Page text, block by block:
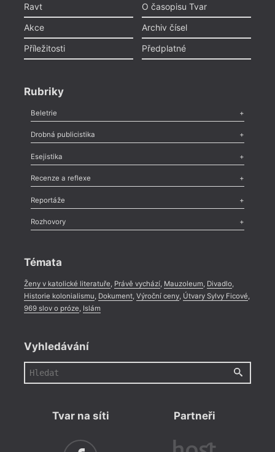
Ravt
Akce
Příležitosti
O časopisu Tvar
Archiv čísel
Předplatné
Rubriky
Beletrie
Poezie,Próza,Dokumenty
Drobná publicistika
Odlesk
Nekrolog,Glosa,Sloupek,Pozvánka,Literární soutěž,
Esejistika
Esej ,Pádlo,Úvaha
Recenze a reflexe
Recenze
Méně slov o próze,Celá rubrika
Reportáže
Literární zítřky
Celá rubrika
Rozhovory
Témata
Ženy v katolické literatuře, Právě vychází, Mauzoleum, Divadlo,
Historie kolonialismu, Dokument, Výroční ceny, Útvary Sylvy Ficové,
969 slov o próze, Islám
Vyhledávání
Tvar na síti Partneři